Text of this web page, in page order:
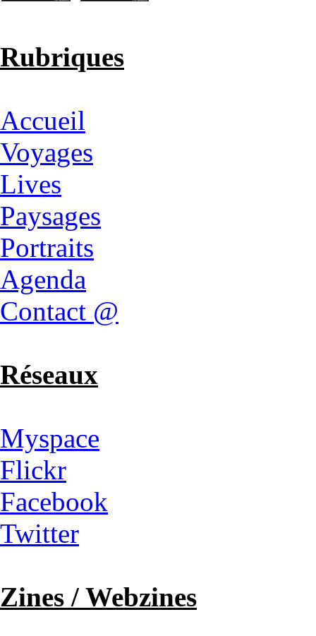
Rubriques
Accueil
Voyages
Lives
Paysages
Portraits
Agenda
Contact @
Réseaux
Myspace
Flickr
Facebook
Twitter
Zines / Webzines